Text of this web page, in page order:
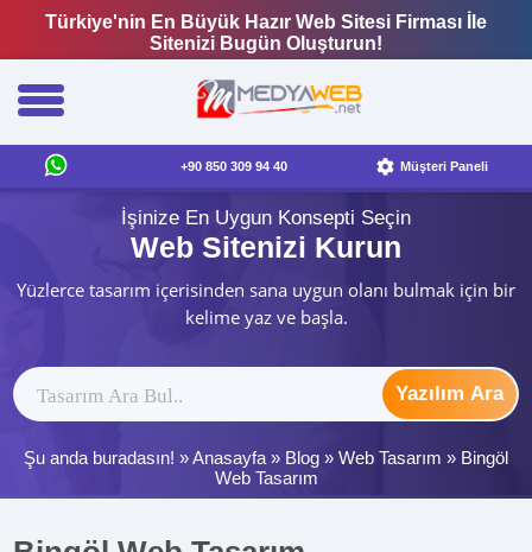
Türkiye'nin En Büyük Hazır Web Sitesi Firması İle
Sitenizi Bugün Oluşturun!
+90 850 309 94 40 Müşteri Paneli
İşinize En Uygun Konsepti Seçin
Web Sitenizi Kurun
Yüzlerce tasarım içerisinden sana uygun olanı bulmak için bir
kelime yaz ve başla.
Yazılım Ara
Şu anda buradasın! »Anasayfa » Blog » Web Tasarım » Bingöl
Web Tasarım